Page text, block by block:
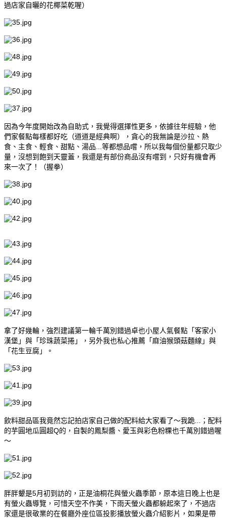
過店家自曬的花椰菜乾喔）
因為今年度開始改為自助式，我覺得選擇性更多，依據往年經驗，他
們家餐點每樣都好吃（道道是經典啊），貪心的我無論是沙拉、熱
食、主食、輕食、甜點、湯品...等都想品嚐，所以我每個份量都只取少
量，沒想到飽到天靈蓋，我還是有部份商品沒有嚐到，只好有機會再
來一次了！（握拳）
拿了好幾輪，強烈建議第一輪千萬別錯過卓也小屋人氣餐點「客家小
漢堡」與「珍珠蔬菜捲」，另外我也私心推薦「麻油猴頭菇麵線」與
「花生豆腐」。
飲料甜品區我竟然忘記拍店家自己做的配料給大家看了～我跪...；配料
的芋圓地瓜圓超Q的，自製的鳳梨醬、愛玉與彩色粉粿也千萬別錯過喔
～
胖胖顰是5月初到訪的，正是油桐花與螢火蟲季節，原本這日晚上也是
有螢火蟲導覽，可惜天空不作美，下雨天螢火蟲都躲起來了，不過店
家還是很敬業的在餐廳外座位區投影播放螢火蟲介紹影片，如果是帶